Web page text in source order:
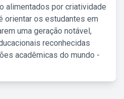
alimentados por criatividade
orientar os estudantes em
uma geração notável,
reconhecidas
acadêmicas do mundo -